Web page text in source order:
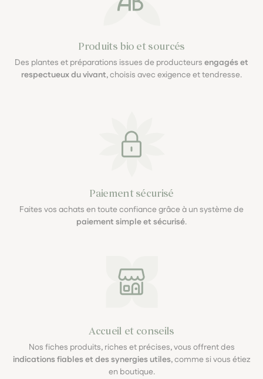
Produits bio et sourcés
Des plantes et préparations issues de producteurs engagés et
respectueux du vivant, choisis avec exigence et tendresse.
Paiement sécurisé
Faites vos achats en toute confiance grâce à un système de
paiement simple et sécurisé.
Accueil et conseils
Nos fiches produits, riches et précises, vous offrent des
indications fiables et des synergies utiles, comme si vous étiez
en boutique.